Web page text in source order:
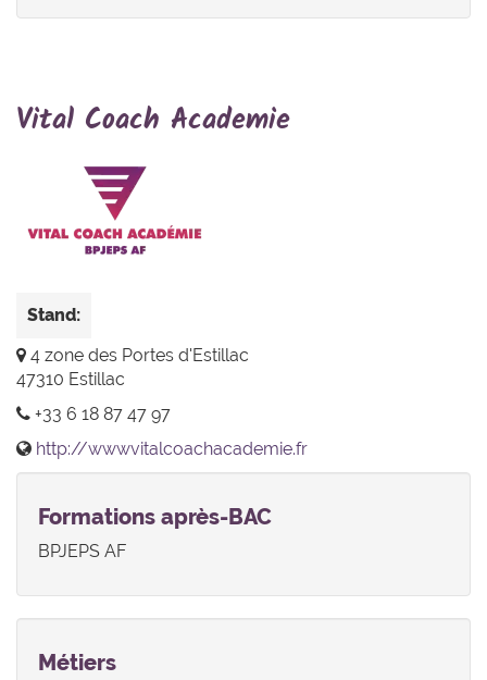
Vital Coach Academie
Stand:
4 zone des Portes d'Estillac
47310 Estillac
+33 6 18 87 47 97
http://wwwvitalcoachacademie.fr
Formations après-BAC
BPJEPS AF
Métiers